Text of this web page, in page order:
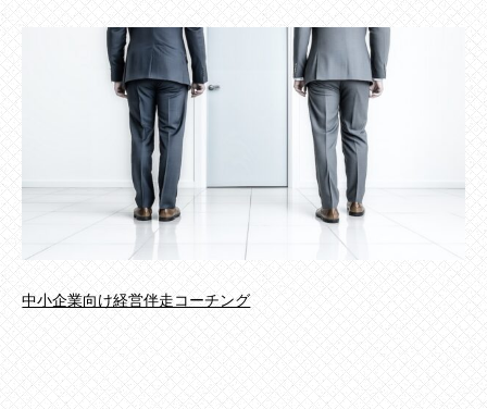
中小企業向け経営伴走コーチング